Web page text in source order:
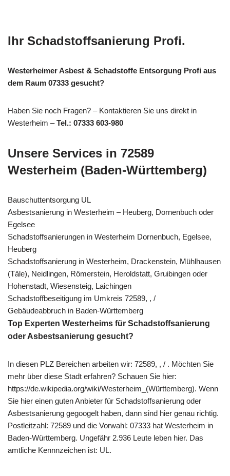
Ihr Schadstoffsanierung Profi.
Westerheimer Asbest & Schadstoffe Entsorgung Profi aus
dem Raum 07333 gesucht?
Haben Sie noch Fragen? – Kontaktieren Sie uns direkt in
Westerheim –Tel.: 07333 603-980
Unsere Services in 72589
Westerheim (Baden-Württemberg)
Bauschuttentsorgung UL
Asbestsanierung in Westerheim – Heuberg, Dornenbuch oder
Egelsee
Schadstoffsanierungen in Westerheim Dornenbuch, Egelsee,
Heuberg
Schadstoffsanierung in Westerheim, Drackenstein, Mühlhausen
(Täle), Neidlingen, Römerstein, Heroldstatt, Gruibingen oder
Hohenstadt, Wiesensteig, Laichingen
Schadstoffbeseitigung im Umkreis 72589, , /
Gebäudeabbruch in Baden-Württemberg
Top Experten Westerheims für Schadstoffsanierung
oder Asbestsanierung gesucht?
In diesen PLZ Bereichen arbeiten wir: 72589, , / . Möchten Sie
mehr über diese Stadt erfahren? Schauen Sie hier:
https://de.wikipedia.org/wiki/Westerheim_(Württemberg). Wenn
Sie hier einen guten Anbieter für Schadstoffsanierung oder
Asbestsanierung gegoogelt haben, dann sind hier genau richtig.
Postleitzahl: 72589 und die Vorwahl: 07333 hat Westerheim in
Baden-Württemberg. Ungefähr 2.936 Leute leben hier. Das
amtliche Kennnzeichen ist: UL.